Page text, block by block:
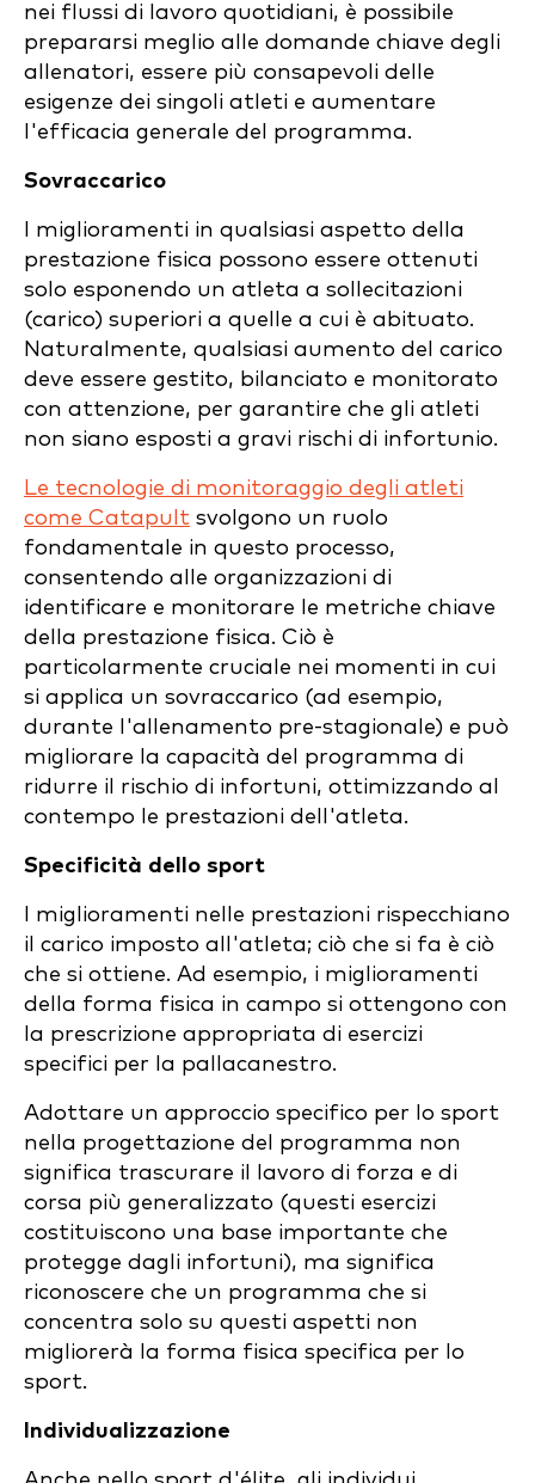
nei flussi di lavoro quotidiani, è possibile
prepararsi meglio alle domande chiave degli
allenatori, essere più consapevoli delle
esigenze dei singoli atleti e aumentare
l'efficacia generale del programma.
Sovraccarico
I miglioramenti in qualsiasi aspetto della
prestazione fisica possono essere ottenuti
solo esponendo un atleta a sollecitazioni
(carico) superiori a quelle a cui è abituato.
Naturalmente, qualsiasi aumento del carico
deve essere gestito, bilanciato e monitorato
con attenzione, per garantire che gli atleti
non siano esposti a gravi rischi di infortunio.
Le tecnologie di monitoraggio degli atleti
come Catapult svolgono un ruolo
fondamentale in questo processo,
consentendo alle organizzazioni di
identificare e monitorare le metriche chiave
della prestazione fisica. Ciò è
particolarmente cruciale nei momenti in cui
si applica un sovraccarico (ad esempio,
durante l'allenamento pre-stagionale) e può
migliorare la capacità del programma di
ridurre il rischio di infortuni, ottimizzando al
contempo le prestazioni dell'atleta.
Specificità dello sport
I miglioramenti nelle prestazioni rispecchiano
il carico imposto all'atleta; ciò che si fa è ciò
che si ottiene. Ad esempio, i miglioramenti
della forma fisica in campo si ottengono con
la prescrizione appropriata di esercizi
specifici per la pallacanestro.
Adottare un approccio specifico per lo sport
nella progettazione del programma non
significa trascurare il lavoro di forza e di
corsa più generalizzato (questi esercizi
costituiscono una base importante che
protegge dagli infortuni), ma significa
riconoscere che un programma che si
concentra solo su questi aspetti non
migliorerà la forma fisica specifica per lo
sport.
Individualizzazione